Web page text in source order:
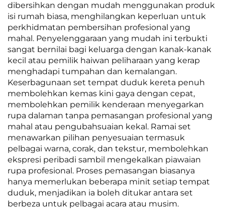
dibersihkan dengan mudah menggunakan produk
isi rumah biasa, menghilangkan keperluan untuk
perkhidmatan pembersihan profesional yang
mahal. Penyelenggaraan yang mudah ini terbukti
sangat bernilai bagi keluarga dengan kanak-kanak
kecil atau pemilik haiwan peliharaan yang kerap
menghadapi tumpahan dan kemalangan.
Keserbagunaan set tempat duduk kereta penuh
membolehkan kemas kini gaya dengan cepat,
membolehkan pemilik kenderaan menyegarkan
rupa dalaman tanpa pemasangan profesional yang
mahal atau pengubahsuaian kekal. Ramai set
menawarkan pilihan penyesuaian termasuk
pelbagai warna, corak, dan tekstur, membolehkan
ekspresi peribadi sambil mengekalkan piawaian
rupa profesional. Proses pemasangan biasanya
hanya memerlukan beberapa minit setiap tempat
duduk, menjadikan ia boleh ditukar antara set
berbeza untuk pelbagai acara atau musim.